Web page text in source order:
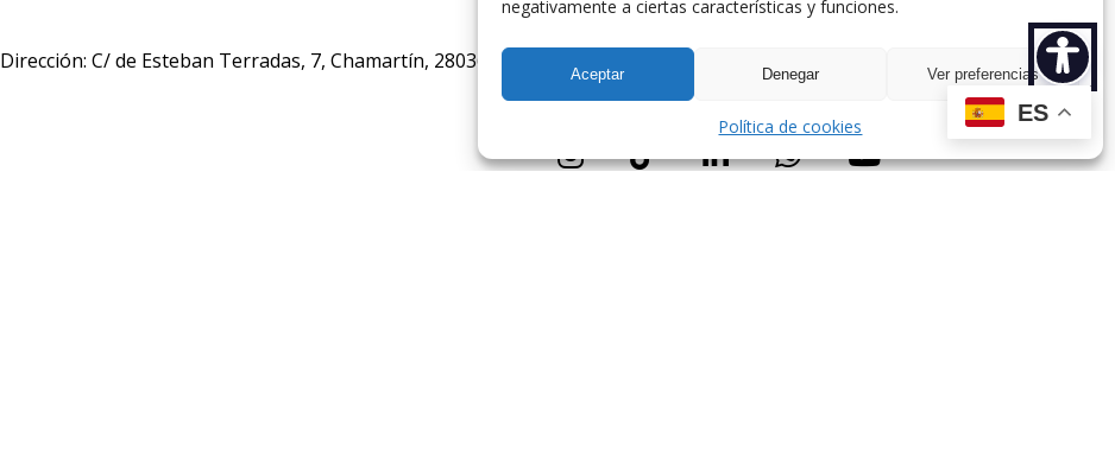
negativamente a ciertas características y funciones.
Aceptar Denegar Ver preferencias
Política de cookies
Dirección: C/ de Esteban Terradas, 7, Chamartín, 28036 Madrid, España.
ES